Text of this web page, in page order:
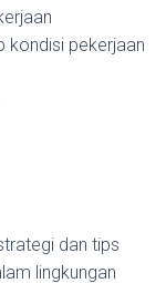
kondisi pekerjaan
dan tips
lingkungan